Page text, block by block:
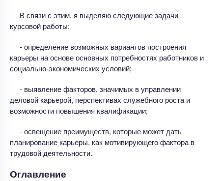
В связи с этим, я выделяю следующие задачи
курсовой работы:
- определение возможных вариантов построения
карьеры на основе основных потребностях работников и
социально-экономических условий;
- выявление факторов, значимых в управлении
деловой карьерой, перспективах служебного роста и
возможности повышения квалификации;
- освещение преимуществ, которые может дать
планирование карьеры, как мотивирующего фактора в
трудовой деятельности.
Оглавление